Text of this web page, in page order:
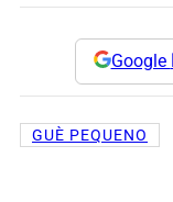
Google
GUÈ PEQUENO